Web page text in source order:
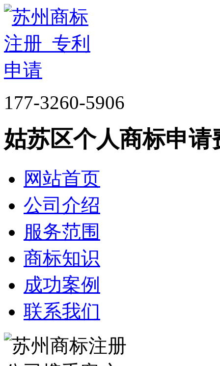
177-3260-5906
姑苏区个人商标申请
网站首页
公司介绍
服务范围
商标知识
成功案例
联系我们